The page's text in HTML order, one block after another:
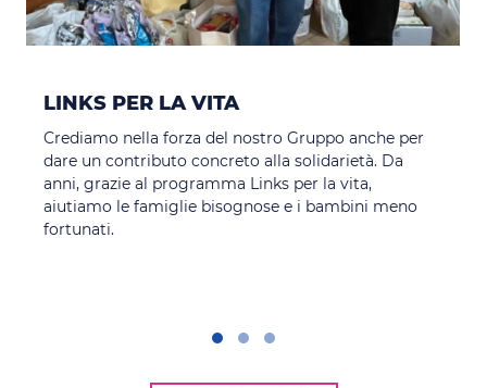
LINKS PER LA VITA
Crediamo nella forza del nostro Gruppo anche per
dare un contributo concreto alla solidarietà. Da
anni, grazie al programma Links per la vita,
aiutiamo le famiglie bisognose e i bambini meno
fortunati.